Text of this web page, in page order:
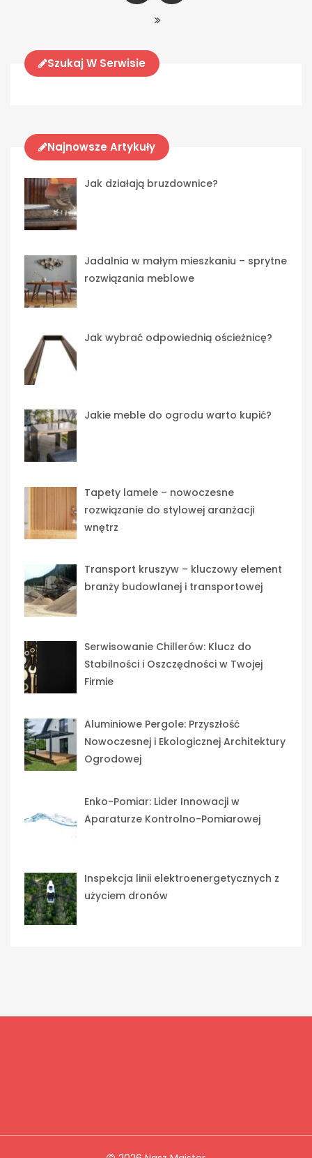
Szukaj W Serwisie
Najnowsze Artykuły
Jak działają bruzdownice?
Jadalnia w małym mieszkaniu – sprytne
rozwiązania meblowe
Jak wybrać odpowiednią ościeżnicę?
Jakie meble do ogrodu warto kupić?
Tapety lamele – nowoczesne
rozwiązanie do stylowej aranżacji
wnętrz
Transport kruszyw – kluczowy element
branży budowlanej i transportowej
Serwisowanie Chillerów: Klucz do
Stabilności i Oszczędności w Twojej
Firmie
Aluminiowe Pergole: Przyszłość
Nowoczesnej i Ekologicznej Architektury
Ogrodowej
Enko-Pomiar: Lider Innowacji w
Aparaturze Kontrolno-Pomiarowej
Inspekcja linii elektroenergetycznych z
użyciem dronów